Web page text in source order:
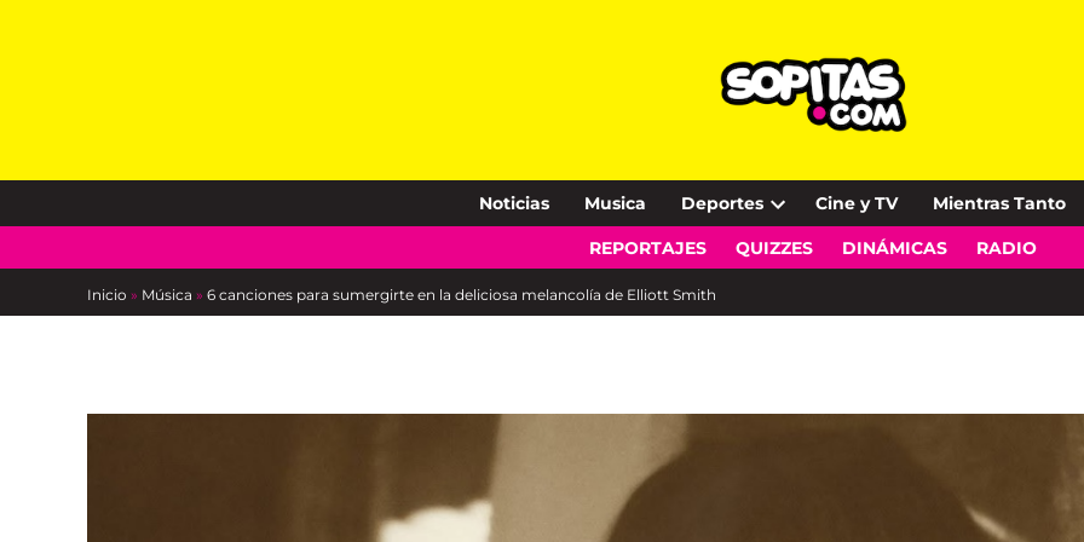
Noticias Musica Deportes
Open
dropdown
Cine y TV Mientras Tanto
REPORTAJES QUIZZES DINÁMICAS RADIO
Inicio » Música » 6 canciones para sumergirte en la deliciosa melancolía de Elliott Smith